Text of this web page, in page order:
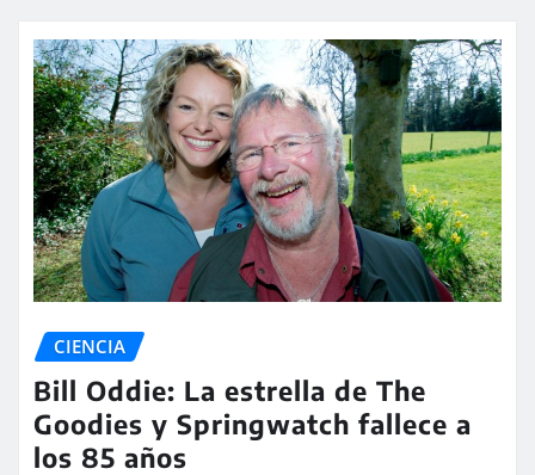
CIENCIA
Bill Oddie: La estrella de The
Goodies y Springwatch fallece a
los 85 años